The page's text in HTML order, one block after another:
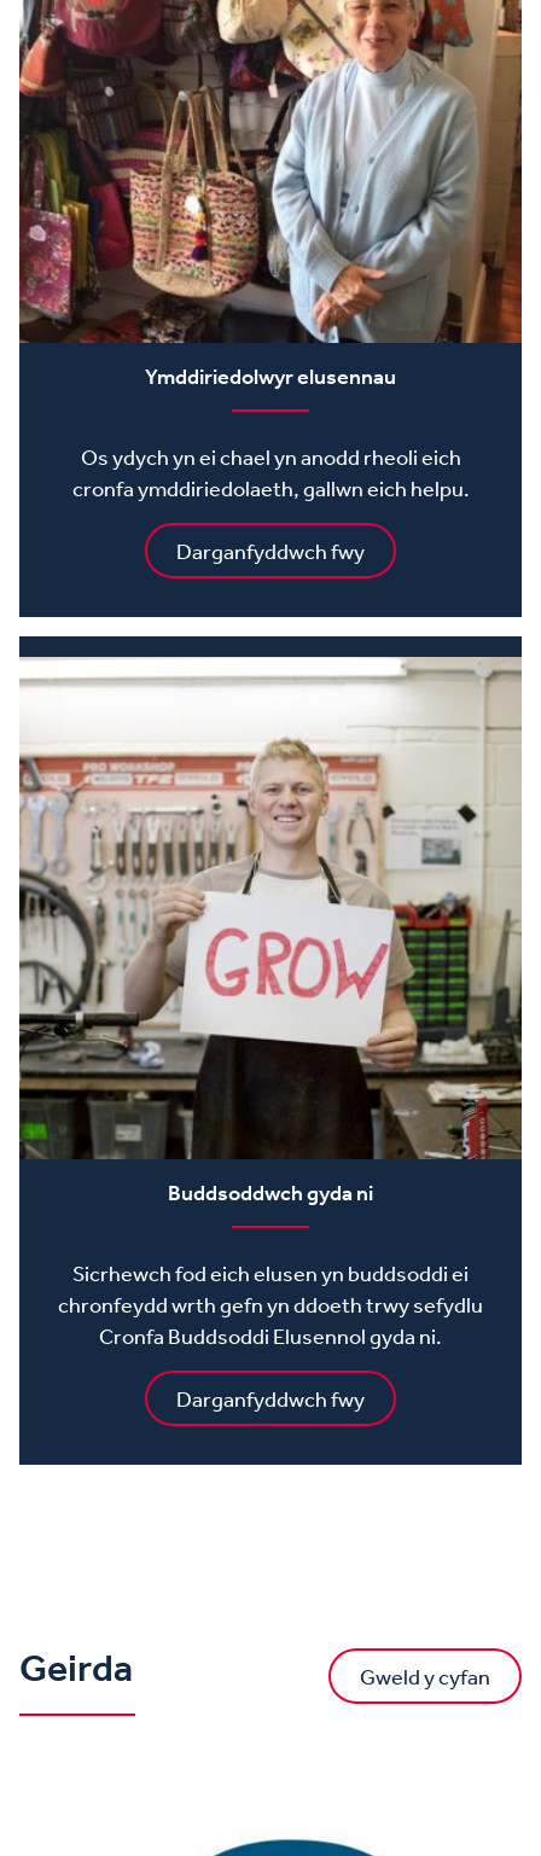
Ymddiriedolwyr elusennau
Os ydych yn ei chael yn anodd rheoli eich
cronfa ymddiriedolaeth, gallwn eich helpu.
Darganfyddwch fwy
Buddsoddwch gyda ni
Sicrhewch fod eich elusen yn buddsoddi ei
chronfeydd wrth gefn yn ddoeth trwy sefydlu
Cronfa Buddsoddi Elusennol gyda ni.
Darganfyddwch fwy
Geirda Gweld y cyfan